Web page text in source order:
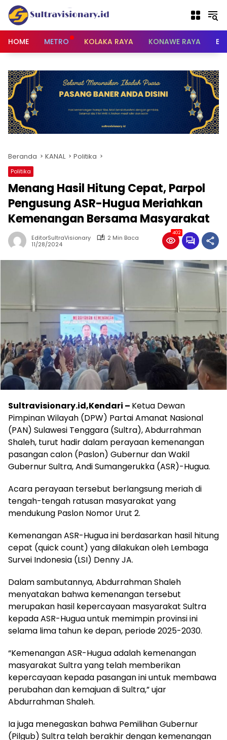
Langsung
konten
HOME
METRO KOLAKA RAYA KONAWE RAYA
Beranda KANAL Politika
Politika
Menang Hasil Hitung Cepat, Parpol
Pengusung ASR-Hugua Meriahkan
Kemenangan Bersama Masyarakat
EditorSultraVisionary
2 Min Baca
11/28/2024
402
Sultravisionary.id,Kendari – Ketua Dewan
Pimpinan Wilayah (DPW) Partai Amanat Nasional
(PAN) Sulawesi Tenggara (Sultra), Abdurrahman
Shaleh, turut hadir dalam perayaan kemenangan
pasangan calon (Paslon) Gubernur dan Wakil
Gubernur Sultra, Andi Sumangerukka (ASR)-Hugua.
Acara perayaan tersebut berlangsung meriah di
tengah-tengah ratusan masyarakat yang
mendukung Paslon Nomor Urut 2.
Kemenangan ASR-Hugua ini berdasarkan hasil hitung
cepat (quick count) yang dilakukan oleh Lembaga
Survei Indonesia (LSI) Denny JA.
Dalam sambutannya, Abdurrahman Shaleh
menyatakan bahwa kemenangan tersebut
merupakan hasil kepercayaan masyarakat Sultra
kepada ASR-Hugua untuk memimpin provinsi ini
selama lima tahun ke depan, periode 2025-2030.
“Kemenangan ASR-Hugua adalah kemenangan
masyarakat Sultra yang telah memberikan
kepercayaan kepada pasangan ini untuk membawa
perubahan dan kemajuan di Sultra,” ujar
Abdurrahman Shaleh.
Ia juga menegaskan bahwa Pemilihan Gubernur
(Pilgub) Sultra telah berakhir dengan kemenangan